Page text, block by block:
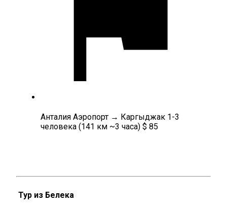
Анталия Аэропорт → Каргыджак 1-3
человека (141 км ~3 часа) $ 85
Тур из Белека